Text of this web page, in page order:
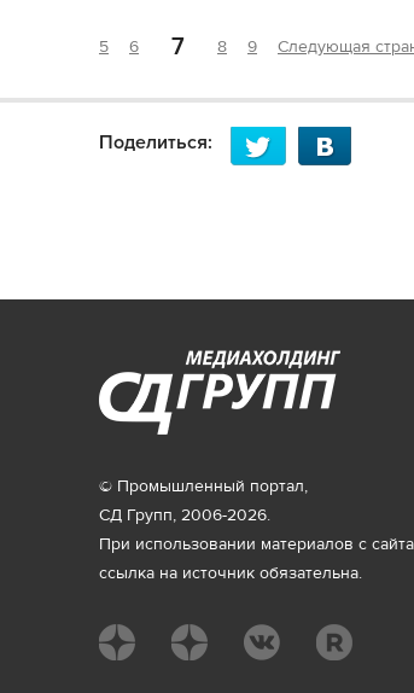
5 6 7 8 9 Следующая
Поделиться:
© Промышленный портал,
СД Групп, 2006-2026.
При использовании материалов с сайта
ссылка на источник обязательна.